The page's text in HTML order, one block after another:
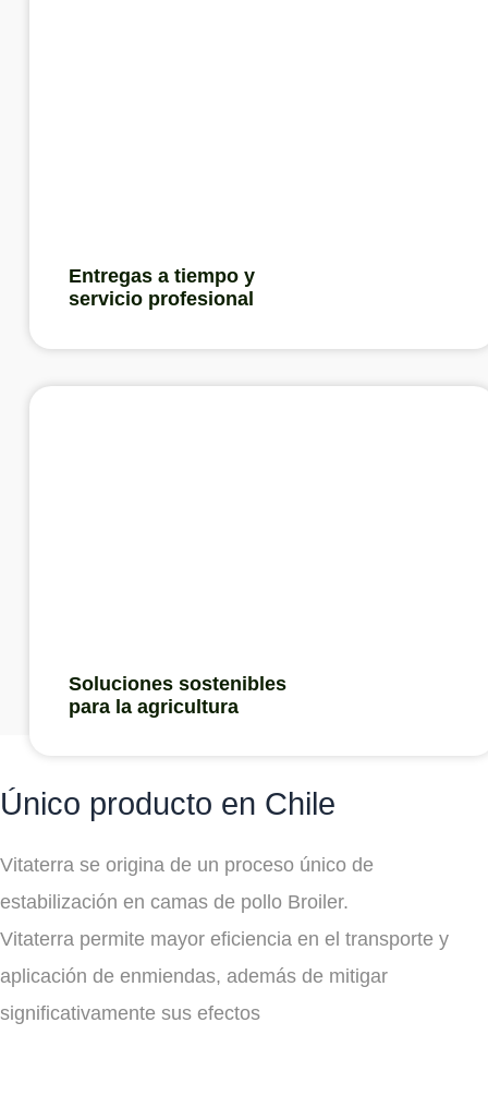
Entregas a tiempo y
servicio profesional
Soluciones sostenibles
para la agricultura
Único producto en Chile
Vitaterra se origina de un proceso único de
estabilización en camas de pollo Broiler.
Vitaterra permite mayor eficiencia en el transporte y
aplicación de enmiendas, además de mitigar
significativamente sus efectos